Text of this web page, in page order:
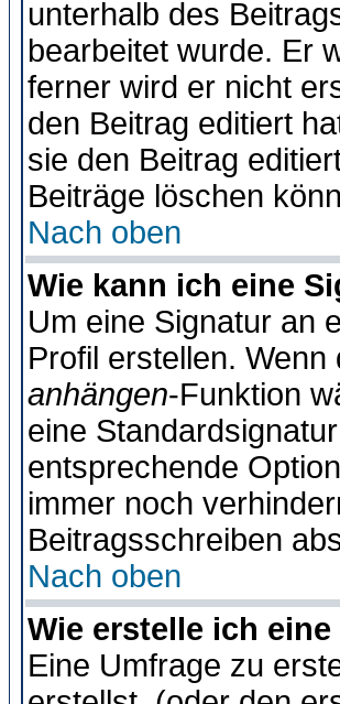
unterhalb des
bearbeitet wurde. Er
ferner wird er nicht
den Beitrag editiert
sie den Beitrag
Beiträge löschen
Nach oben
Wie kann ich eine
Um eine Signatur an
Profil erstellen.
anhängen-Funktion
eine
entsprechende
immer noch
Beitragsschreiben
Nach oben
Wie erstelle ich eine
Eine Umfrage zu